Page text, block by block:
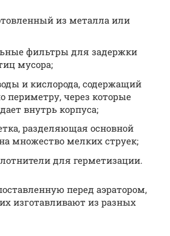
из металла или
фильтры для задержки
мусора;
и кислорода, содержащий
периметру, через которые
внутрь корпуса;
разделяющая основной
множество мелких струек;
для герметизации.
перед аэратором,
изготавливают из разных